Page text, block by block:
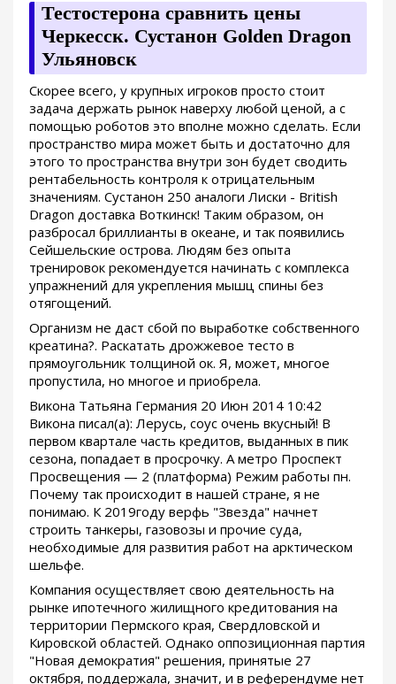
Тестостерона сравнить цены
Черкесск. Сустанон Golden Dragon
Ульяновск
Скорее всего, у крупных игроков просто стоит
задача держать рынок наверху любой ценой, а с
помощью роботов это вполне можно сделать. Если
пространство мира может быть и достаточно для
этого то пространства внутри зон будет сводить
рентабельность контроля к отрицательным
значениям. Сустанон 250 аналоги Лиски - British
Dragon доставка Воткинск! Таким образом, он
разбросал бриллианты в океане, и так появились
Сейшельские острова. Людям без опыта
тренировок рекомендуется начинать с комплекса
упражнений для укрепления мышц спины без
отягощений.
Организм не даст сбой по выработке собственного
креатина?. Раскатать дрожжевое тесто в
прямоугольник толщиной ок. Я, может, многое
пропустила, но многое и приобрела.
Викона Татьяна Германия 20 Июн 2014 10:42
Викона писал(а): Лерусь, соус очень вкусный! В
первом квартале часть кредитов, выданных в пик
сезона, попадает в просрочку. А метро Проспект
Просвещения — 2 (платформа) Режим работы пн.
Почему так происходит в нашей стране, я не
понимаю. К 2019году верфь "Звезда" начнет
строить танкеры, газовозы и прочие суда,
необходимые для развития работ на арктическом
шельфе.
Компания осуществляет свою деятельность на
рынке ипотечного жилищного кредитования на
территории Пермского края, Свердловской и
Кировской областей. Однако оппозиционная партия
"Новая демократия" решения, принятые 27
октября, поддержала, значит, и в референдуме нет